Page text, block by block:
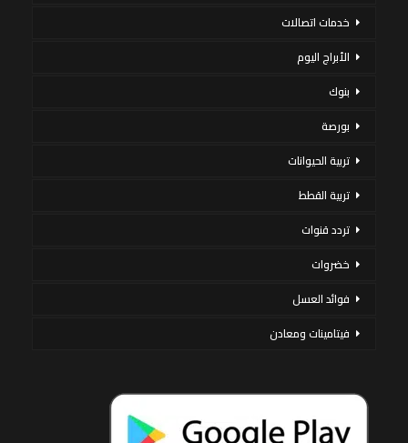
خدمات اتصالات
الأبراج اليوم
بنوك
بورصة
تربية الحيوانات
تربية القطط
تردد قنوات
خضروات
فوائد العسل
فيتامينات ومعادن